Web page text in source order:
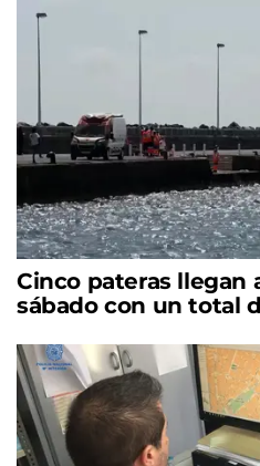
Cinco pateras llegan
sábado con un total